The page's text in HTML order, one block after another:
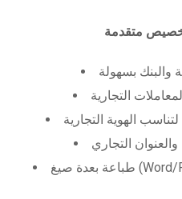
والبنك بسهولة
التجارية
الهوية التجارية
التجاري